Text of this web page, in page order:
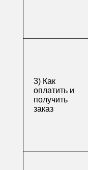
3) Как
оплатить и
получить
заказ